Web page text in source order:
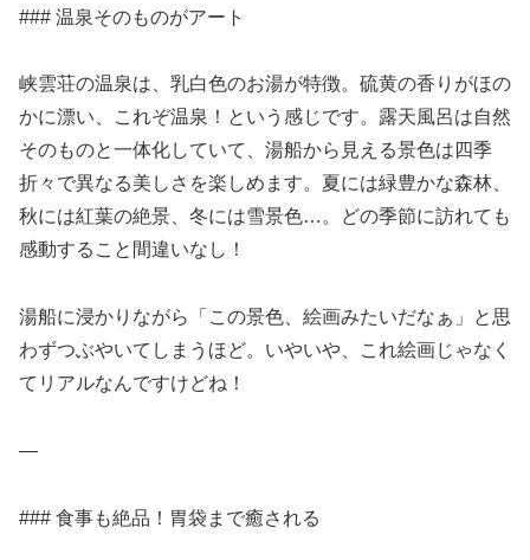
### 温泉そのものがアート
峡雲荘の温泉は、乳白色のお湯が特徴。硫黄の香りがほの
かに漂い、これぞ温泉！という感じです。露天風呂は自然
そのものと一体化していて、湯船から見える景色は四季
折々で異なる美しさを楽しめます。夏には緑豊かな森林、
秋には紅葉の絶景、冬には雪景色…。どの季節に訪れても
感動すること間違いなし！
湯船に浸かりながら「この景色、絵画みたいだなぁ」と思
わずつぶやいてしまうほど。いやいや、これ絵画じゃなく
てリアルなんですけどね！
—
### 食事も絶品！胃袋まで癒される